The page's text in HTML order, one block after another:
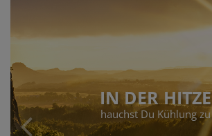
IN DER HITZE
hauchst Du Kühlung zu